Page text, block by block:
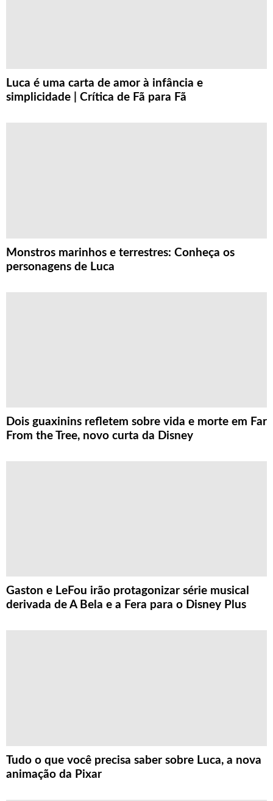
Luca é uma carta de amor à infância e
simplicidade | Crítica de Fã para Fã
Monstros marinhos e terrestres: Conheça os
personagens de Luca
Dois guaxinins refletem sobre vida e morte em Far
From the Tree, novo curta da Disney
Gaston e LeFou irão protagonizar série musical
derivada de A Bela e a Fera para o Disney Plus
Tudo o que você precisa saber sobre Luca, a nova
animação da Pixar